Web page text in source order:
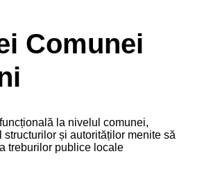
Comunei
la nivelul comunei,
structurilor și autorităților menite să
treburilor publice locale